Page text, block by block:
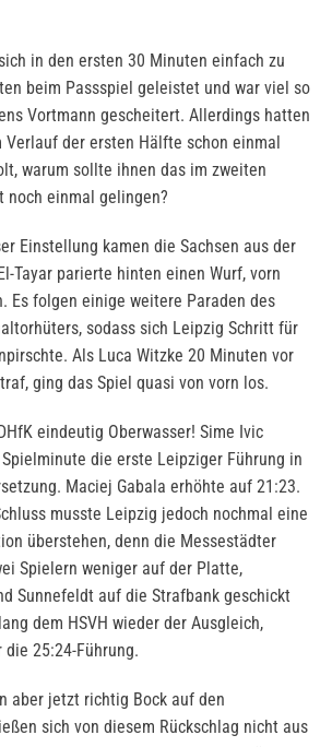
in den ersten 30 Minuten einfach zu
beim Passspiel geleistet und war viel so
Vortmann gescheitert. Allerdings hatten
Verlauf der ersten Hälfte schon einmal
warum sollte ihnen das im zweiten
noch einmal gelingen?
Einstellung kamen die Sachsen aus der
Tayar parierte hinten einen Wurf, vorn
Es folgen einige weitere Paraden des
sodass sich Leipzig Schritt für
Als Luca Witzke 20 Minuten vor
ging das Spiel quasi von vorn los.
eindeutig Oberwasser! Sime Ivic
die erste Leipziger Führung in
Maciej Gabala erhöhte auf 21:23.
musste Leipzig jedoch nochmal eine
überstehen, denn die Messestädter
Spielern weniger auf der Platte,
Sunnefeldt auf die Strafbank geschickt
dem HSVH wieder der Ausgleich,
25:24-Führung.
aber jetzt richtig Bock auf den
sich von diesem Rückschlag nicht aus